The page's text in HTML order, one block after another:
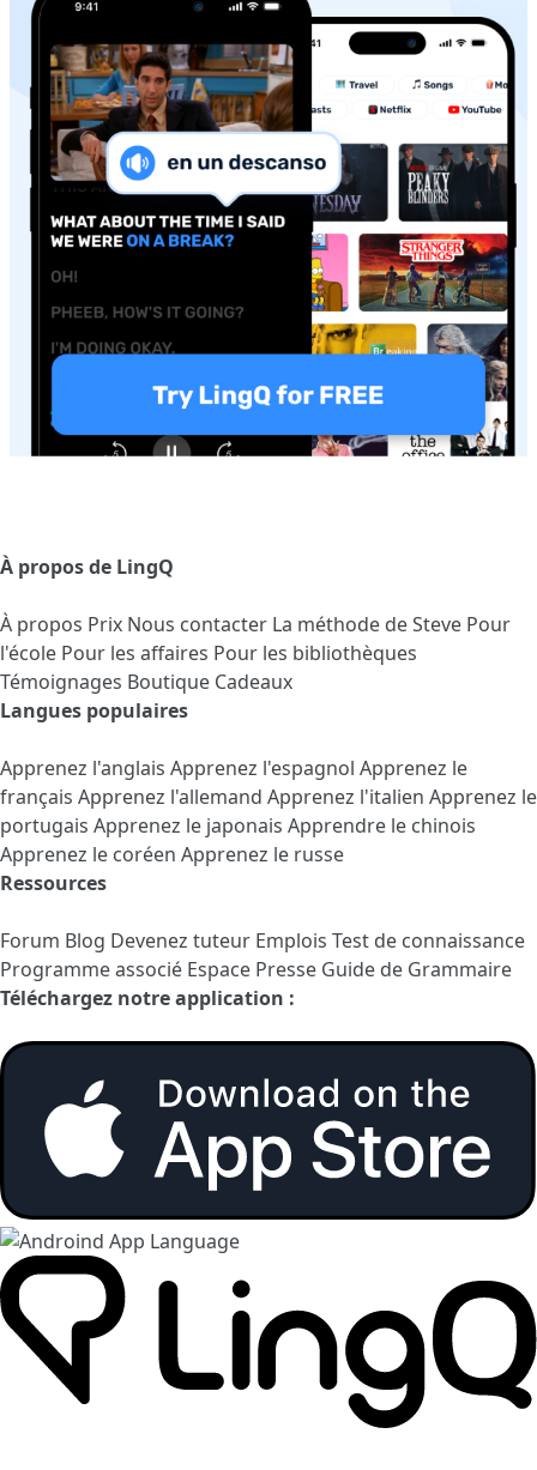
À propos de LingQ
À propos Prix Nous contacter La méthode de Steve Pour
l'école Pour les affaires Pour les bibliothèques
Témoignages Boutique Cadeaux
Langues populaires
Apprenez l'anglais Apprenez l'espagnol Apprenez le
français Apprenez l'allemand Apprenez l'italien Apprenez le
portugais Apprenez le japonais Apprendre le chinois
Apprenez le coréen Apprenez le russe
Ressources
Forum Blog Devenez tuteur Emplois Test de connaissance
Programme associé Espace Presse Guide de Grammaire
Téléchargez notre application :